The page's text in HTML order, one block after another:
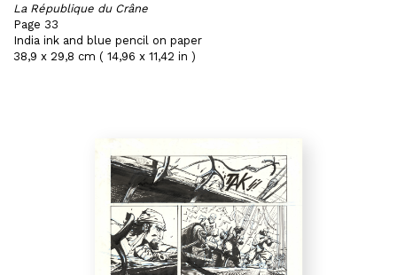
La République du Crâne
Page 33
India ink and blue pencil on paper
38,9 x 29,8 cm ( 14,96 x 11,42 in )